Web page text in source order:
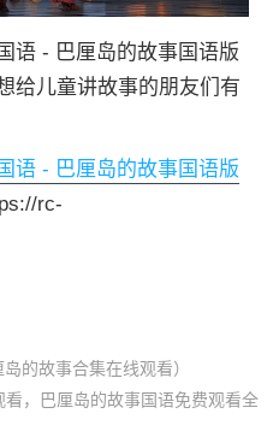
语 - 巴厘岛的故事国语版
给儿童讲故事的朋友们有
语 - 巴厘岛的故事国语版
rc-
的故事合集在线观看）
看，巴厘岛的故事国语免费观看全